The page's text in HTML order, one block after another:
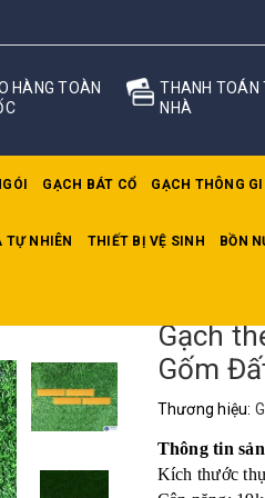
HÀNG TOÀN
THANH TOÁN
NHÀ
GẠCH BÁT CỔ GẠCH THÔNG
TỰ NHIÊN THIẾT BỊ VỆ SINH BỒN
thẻ 6x24cm màu kem Gốm Đất Việt
Gạch
Gốm
Thương hiệu:
Thông tin
Kích thước